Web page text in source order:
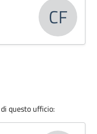
CF
questo ufficio: